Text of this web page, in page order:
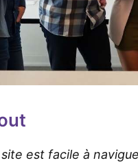
est facile à